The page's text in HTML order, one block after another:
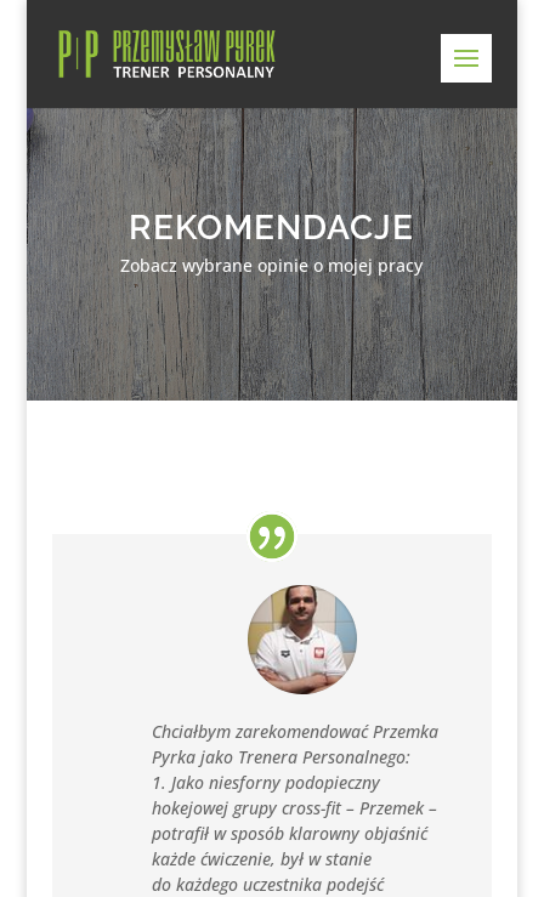
REKOMENDACJE
Zobacz wybrane opinie o mojej pracy
Chciałbym zarekomendować Przemka
Pyrka jako Trenera Personalnego:
1. Jako niesforny podopieczny
hokejowej grupy cross-fit – Przemek –
potrafił w sposób klarowny objaśnić
każde ćwiczenie, był w stanie
do każdego uczestnika podejść